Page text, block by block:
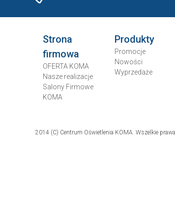
Strona
firmowa
OFERTA KOMA
Nasze realizacje
Salony Firmowe
KOMA
Produkty
Promocje
Nowości
Wyprzedaże
2014 (C) Centrum Oświetlenia KOMA. Wszelkie